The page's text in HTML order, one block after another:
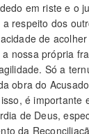
em riste e o
a respeito dos
de
a nossa própria
Só a
obra do
é importante
de Deus,
da